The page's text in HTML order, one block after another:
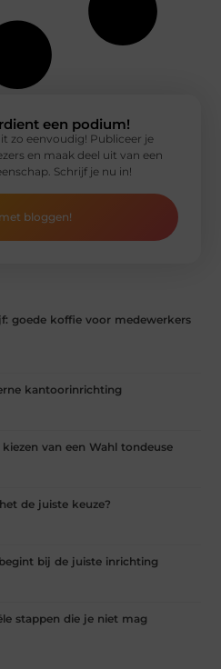
goede koffie voor medewerkers
kantoorinrichting
van een Wahl tondeuse
de juiste keuze?
bij de juiste inrichting
stappen die je niet mag
een podium!
zo eenvoudig! Publiceer je
en maak deel uit van een
Schrijf je nu in!
bloggen!